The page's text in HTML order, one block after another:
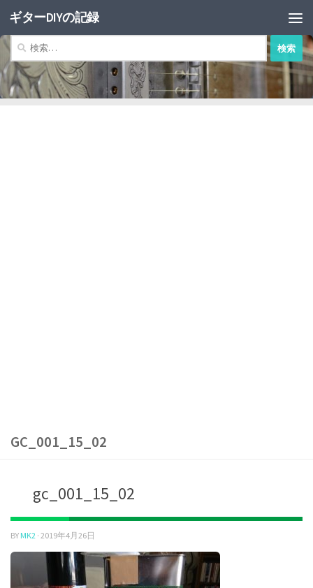
コンテンツへスキップ
ギターDIYの記録
索:
GC_001_15_02
gc_001_15_02
BY MK2 · 2019年4月26日